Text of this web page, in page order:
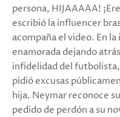
persona, HIJAAAAA!
escribió la influencer
acompaña el video. En
enamorada dejando
infidelidad del futbolista,
pidió excusas
hija. Neymar reconoce
pedido de perdón a su